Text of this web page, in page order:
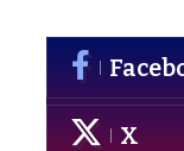
X